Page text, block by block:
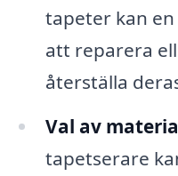
tapeter kan
att reparera
återställa
Val av
tapetserare